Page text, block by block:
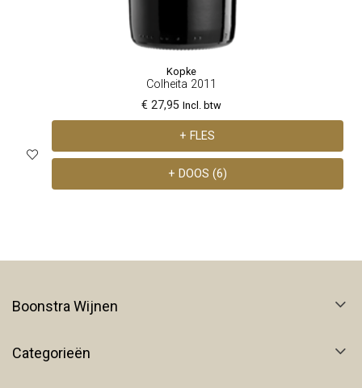
Kopke
Colheita 2011
€ 27,95 Incl. btw
+ FLES
+ DOOS (6)
Boonstra Wijnen
Categorieën